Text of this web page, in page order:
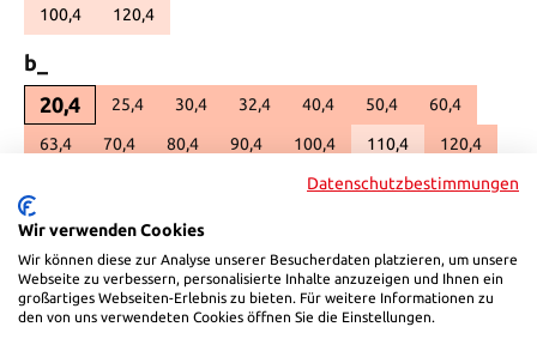
100,4(Diese Option ist zurzeit nicht verfügbar.)
120,4(Diese Option ist zurzeit nicht verfügbar.)
b_
20,4
25,4 30,4 32,4 40,4 50,4 60,4
63,4 70,4 80,4 90,4 100,4 110,4(Diese Option ist
120,4
(Diese Option ist zurzeit nicht verfügbar.)(Diese Option ist zurzeit nicht
160,4(Diese Option ist zurzeit
180,4(Diese Option
196,4(Diese Option ist zurzeit nicht verfügbar.)
200,4 220,4
300,4 350,4(Diese Option ist zurzeit nicht verfügbar.)
396,4(Diese Option ist zurzeit nicht verfügbar.)
Produkt Anzahl: Gib den gewünschten Wert ein oder benutze die
In den Warenkorb
Datenschutzbestimmungen
Wir verwenden Cookies
Wir können diese zur Analyse unserer Besucherdaten platzieren, um unsere
Webseite zu verbessern, personalisierte Inhalte anzuzeigen und Ihnen ein
großartiges Webseiten-Erlebnis zu bieten. Für weitere Informationen zu
den von uns verwendeten Cookies öffnen Sie die Einstellungen.